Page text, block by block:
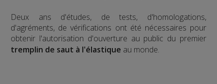
​Deux ans d'études, de tests, d'homologations,
d'agréments, de vérifications ont été nécessaires pour
obtenir l'autorisation d'ouverture au public du premier
tremplin de saut à l'élastique au monde.